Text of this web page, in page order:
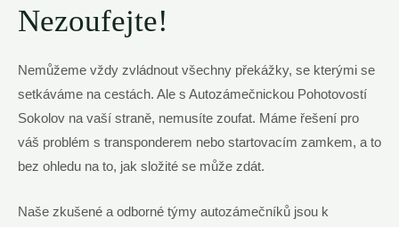
Nezoufejte!
Nemůžeme vždy zvládnout všechny překážky, se kterými se
setkáváme na cestách. Ale s Autozámečnickou Pohotovostí
Sokolov na vaší straně, nemusíte zoufat. Máme řešení pro
váš problém s transponderem nebo startovacím zamkem, a to
bez ohledu na to, jak složité se může zdát.
Naše zkušené a odborné týmy autozámečníků jsou k